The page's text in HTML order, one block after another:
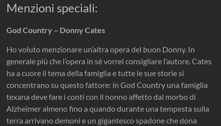
Menzioni speciali:
God Country – Donny Cates
Ho voluto menzionare un’altra opera del buon Donny. In
generale più che l’opera in sé vorrei consigliare l’autore. Cates
ha a cuore il tema della famiglia e tutte le sue storie si
concentrano su questo fattore: in God Country una famiglia
texana deve fare i conti con il nonno affetto dal morbo di
Alzheimer almeno fino a quando durante una tempesta sulla
terra arrivano demoni e un gigantesco spadone che dona